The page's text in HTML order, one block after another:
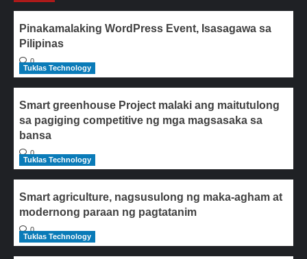
Pinakamalaking WordPress Event, Isasagawa sa
Pilipinas
0
Tuklas Technology
Smart greenhouse Project malaki ang maitutulong
sa pagiging competitive ng mga magsasaka sa
bansa
0
Tuklas Technology
Smart agriculture, nagsusulong ng maka-agham at
modernong paraan ng pagtatanim
0
Tuklas Technology